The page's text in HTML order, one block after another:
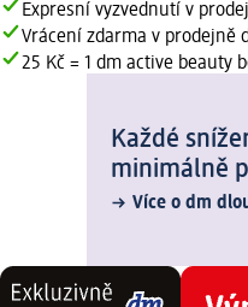
Expresní vyzvednutí v
Vrácení zdarma v prodejně
25 Kč = 1 dm active beauty
Každé
minimálně
Více o dm